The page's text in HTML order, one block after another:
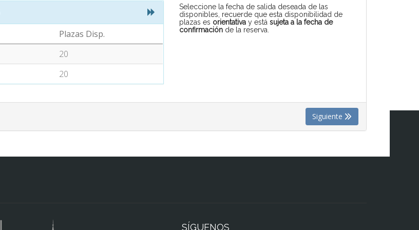
Plazas Disp.
20
20
Seleccione la fecha de salida deseada de las
disponibles, recuerde que esta disponibilidad de
plazas es orientativay está sujeta a la fecha de
confirmaciónde la reserva.
Siguiente
SÍGUENOS